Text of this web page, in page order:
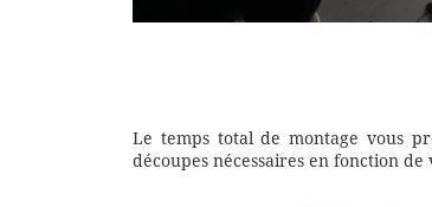
Le temps total de montage vous
découpes nécessaires en fonction